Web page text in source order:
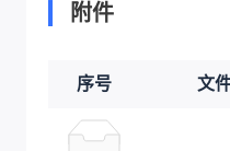
附件
序号 文